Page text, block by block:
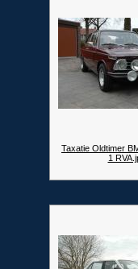
Taxatie Oldtimer
1